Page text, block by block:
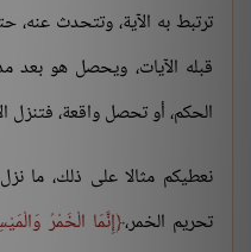
ترتبط به الآية، وتتحدث عنه،
قبله الآيات، ويحصل هو بعد
الحكم، أو تحصل واقعة، فتنزل
نعطيكم مثالا على ذلك، ما
تحريم الخمر، إِنَّمَا الْخَمْرُ